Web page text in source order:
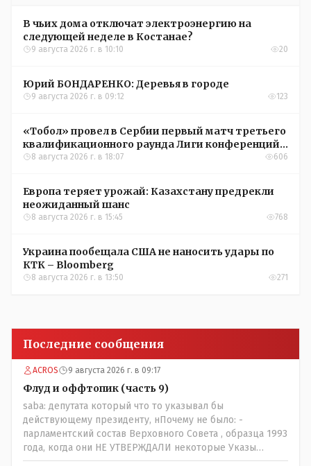
В чьих дома отключат электроэнергию на
следующей неделе в Костанае?
9 августа 2026 г. в 10:10 20
Юрий БОНДАРЕНКО: Деревья в городе
9 августа 2026 г. в 09:12 123
«Тобол» провел в Сербии первый матч третьего
квалификационного раунда Лиги конференций
УЕФА
8 августа 2026 г. в 18:07 606
Европа теряет урожай: Казахстану предрекли
неожиданный шанс
8 августа 2026 г. в 15:45 768
Украина пообещала США не наносить удары по
КТК – Bloomberg
8 августа 2026 г. в 13:50 271
Последние сообщения
ACROS 9 августа 2026 г. в 09:17
Флуд и оффтопик (часть 9)
saba: депутата который что то указывал бы
действующему президенту, нПочему не было: -
парламентский состав Верховного Совета , образца 1993
года, когда они НЕ УТВЕРЖДАЛИ некоторые Указы
Назарбаева, особенно в части выборов и перевыборов и